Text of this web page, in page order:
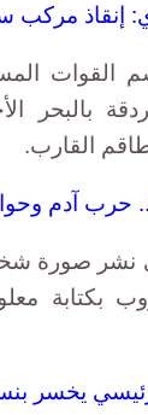
إنقاذ مركب
القوات
حرب آدم
نشر صورة
بكتابة
1.93% خلال تعاملات